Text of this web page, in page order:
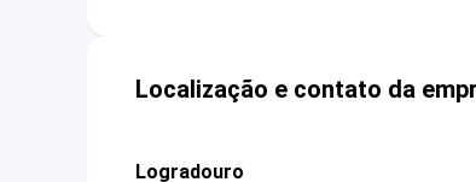
Localização e contato da
Logradouro